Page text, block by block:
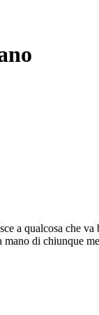
a qualcosa che
mano di chiunque